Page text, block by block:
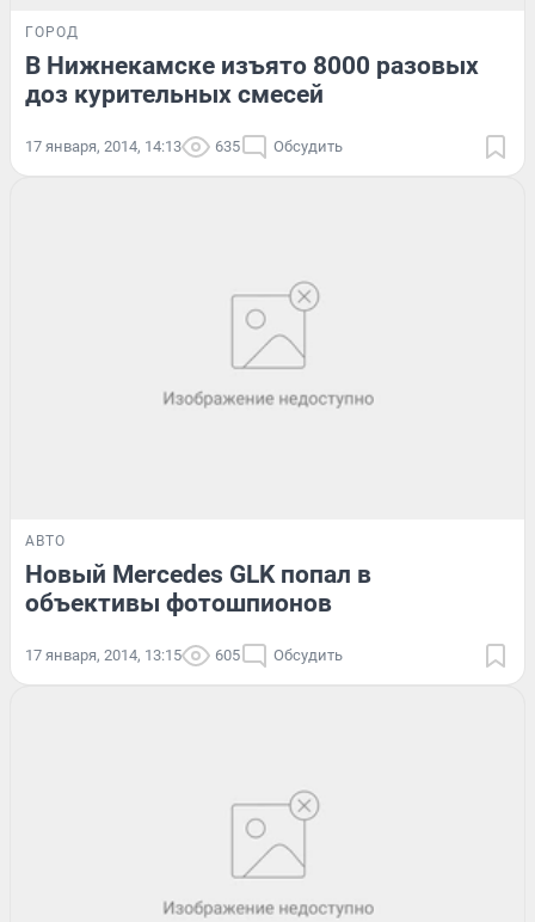
ГОРОД
В Нижнекамске изъято 8000 разовых
доз курительных смесей
17 января, 2014, 14:13 635 Обсудить
АВТО
Новый Mercedes GLK попал в
объективы фотошпионов
17 января, 2014, 13:15 605 Обсудить